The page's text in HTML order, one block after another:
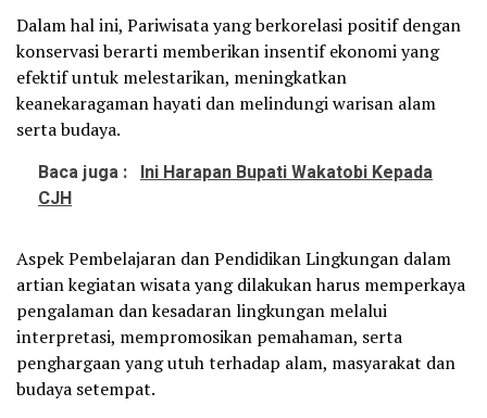
Dalam hal ini, Pariwisata yang berkorelasi positif dengan
konservasi berarti memberikan insentif ekonomi yang
efektif untuk melestarikan, meningkatkan
keanekaragaman hayati dan melindungi warisan alam
serta budaya.
Baca juga : Ini Harapan Bupati Wakatobi Kepada
CJH
Aspek Pembelajaran dan Pendidikan Lingkungan dalam
artian kegiatan wisata yang dilakukan harus memperkaya
pengalaman dan kesadaran lingkungan melalui
interpretasi, mempromosikan pemahaman, serta
penghargaan yang utuh terhadap alam, masyarakat dan
budaya setempat.